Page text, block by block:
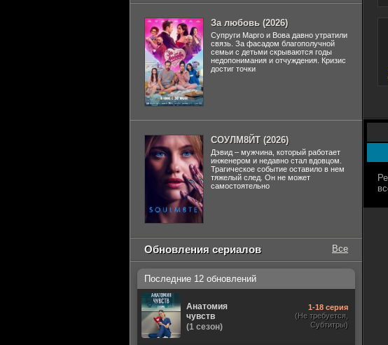
За любовь (2026)
Супруги Марго и Вова давно утратили
связь. За фасадом благополучной
семьи с детьми скрываются годы
недопонимания и отчуждения. Кризис
достиг точки
СОУЛМ8ЙТ (2026)
Дэвид – мужчина, который работает
инженером и недавно стал вдовцом.
Трагическое событие оставило в нем
тяжелый след. Он не может
самостоятельно
Обновления сериалов Все
Последние 12 обновлений
Анатомия
чувств
(1 сезон)
1-18 серия
(Не требуется,
Субтитры)